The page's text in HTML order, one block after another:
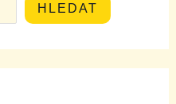
HLEDAT